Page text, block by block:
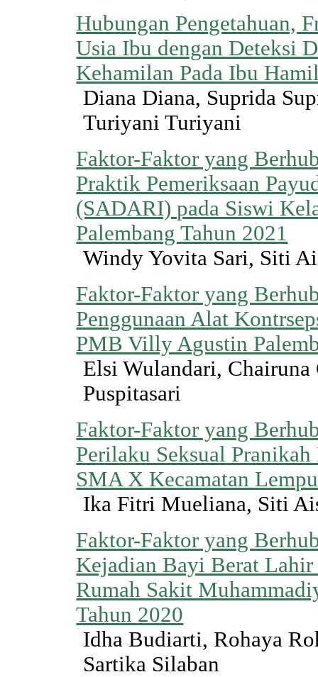
Hubungan Pengetahuan,
Usia Ibu dengan Deteksi
Kehamilan Pada Ibu
Diana Diana, Suprida
Turiyani Turiyani
Faktor-Faktor yang
Praktik Pemeriksaan
(SADARI) pada Siswi
Palembang Tahun 2021
Windy Yovita Sari, Siti
Faktor-Faktor yang
Penggunaan Alat
PMB Villy Agustin
Elsi Wulandari, Chairuna
Puspitasari
Faktor-Faktor yang
Perilaku Seksual Pranikah
SMA X Kecamatan
Ika Fitri Mueliana, Siti
Faktor-Faktor yang
Kejadian Bayi Berat
Rumah Sakit
Tahun 2020
Idha Budiarti, Rohaya
Sartika Silaban